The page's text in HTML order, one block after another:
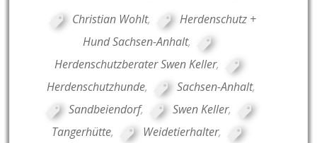
Christian Wohlt,
Herdenschutz +
Hund Sachsen-Anhalt,
Herdenschutzberater Swen Keller,
Herdenschutzhunde, Sachsen-Anhalt,
Sandbeiendorf, Swen Keller,
Tangerhütte, Weidetierhalter,